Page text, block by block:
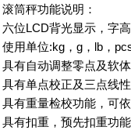
滚筒秤功能说明：
六位 LCD背光显示，字高
使用单位:kg ， g ， lb ，
具有自动调整零点及软
具有单点校正及三点线
具有重量检校功能，可
具有扣重，预先扣重功